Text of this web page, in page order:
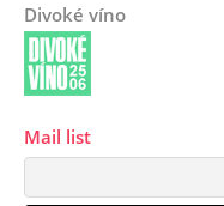
Divoké víno
Mail list